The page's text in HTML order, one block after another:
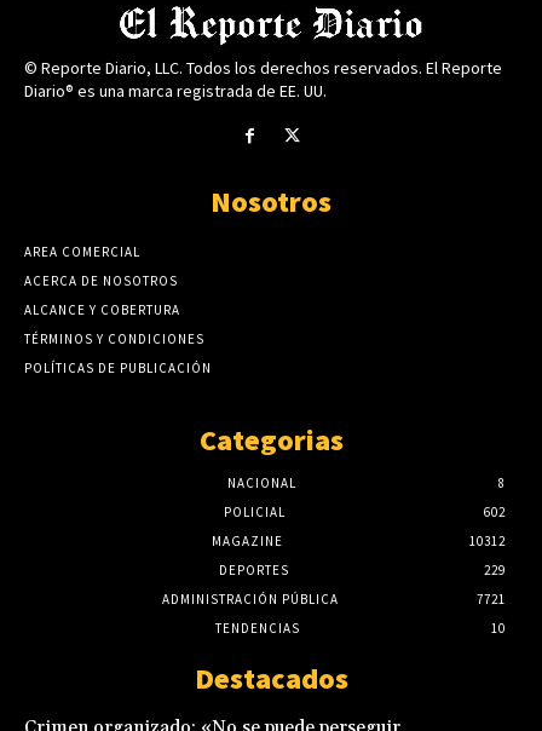
© Reporte Diario, LLC. Todos los derechos reservados. El Reporte
Diario® es una marca registrada de EE. UU.
Nosotros
AREA COMERCIAL
ACERCA DE NOSOTROS
ALCANCE Y COBERTURA
TÉRMINOS Y CONDICIONES
POLÍTICAS DE PUBLICACIÓN
Categorias
NACIONAL
8
POLICIAL
602
MAGAZINE
10312
DEPORTES
229
ADMINISTRACIÓN PÚBLICA
7721
TENDENCIAS
10
Destacados